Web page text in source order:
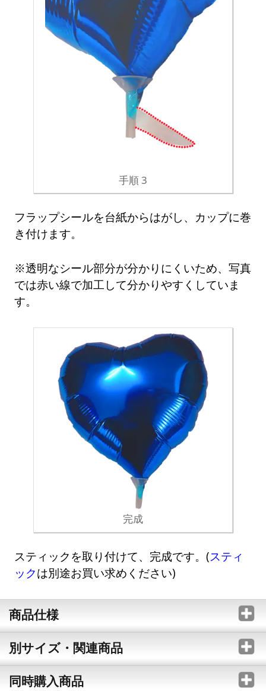
手順 3
フラップシールを台紙からはがし、カップに巻
き付けます。
※透明なシール部分が分かりにくいため、写真
では赤い線で加工して分かりやすくしていま
す。
完成
スティックを取り付けて、完成です。(スティ
ックは別途お買い求めください)
商品仕様
別サイズ・関連商品
同時購入商品